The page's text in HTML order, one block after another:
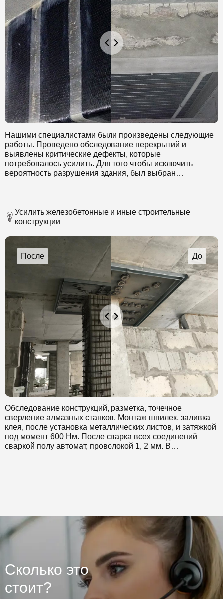
Нашими специалистами были произведены следующие
работы. Проведено обследование перекрытий и
выявлены критические дефекты, которые
потребовалось усилить. Для того чтобы исключить
вероятность разрушения здания, был выбран
Усилить железобетонные и иные строительные
конструкции
Обследование конструкций, разметка, точечное
сверление алмазных станков. Монтаж шпилек, заливка
клея, после установка металлических листов, и затяжкой
под момент 600 Нм. После сварка всех соединений
сваркой полу автомат, проволокой 1, 2 мм. В
Сколько это
стоит?